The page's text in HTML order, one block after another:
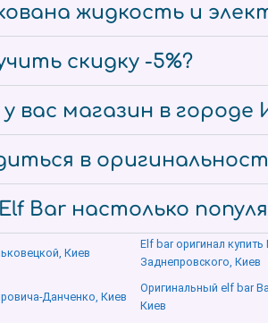
жидкость и
скидку -5%?
вас магазин в
в
Bar настолько
Киев
Elf bar оригинал
Заднепровского, Киев
Данченко, Киев
Оригинальный elf bar
Киев